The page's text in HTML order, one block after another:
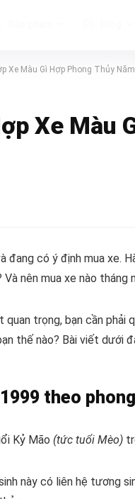
Xe Màu Gì Hợp Phong Thủy
Xe Màu
đang có ý định mua xe.
nên mua xe nào tháng
trọng, bạn cần
thế nào? Bài viết dưới
theo
Kỷ Mão (tức tuổi Mèo)
này có liên hệ tương